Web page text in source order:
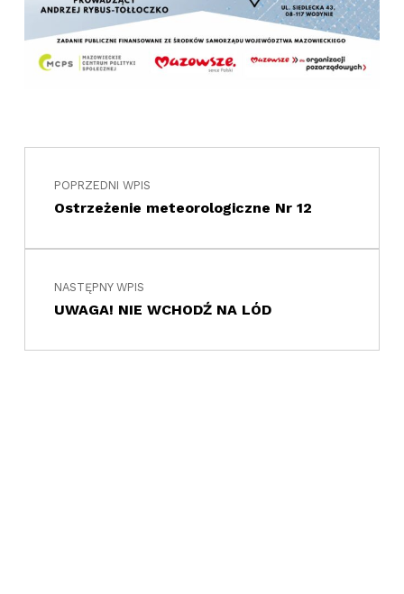
Skip back to main navigation
Nawigacja wpisu
POPRZEDNI WPIS
Ostrzeżenie meteorologiczne Nr 12
NASTĘPNY WPIS
UWAGA! NIE WCHODŹ NA LÓD